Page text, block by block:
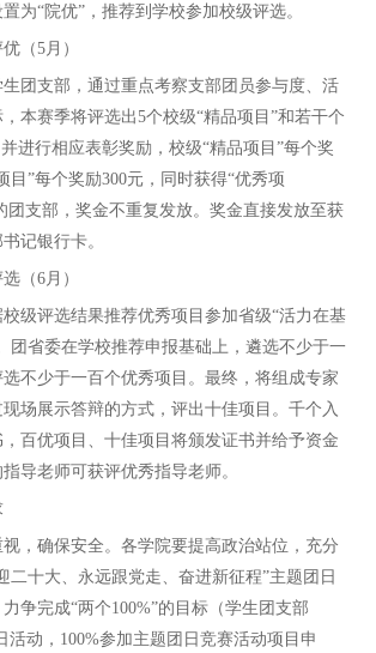
为“院优”，推荐到学校参加校级评选。
优（5月）
团支部，通过重点考察支部团员参与度、活
本赛季将评选出5个校级“精品项目”和若干个
进行相应表彰奖励，校级“精品项目”每个奖
目”每个奖励300元，同时获得“优秀项
团支部，奖金不重复发放。奖金直接发放至获
记银行卡。
选（6月）
级评选结果推荐优秀项目参加省级“活力在基
团省委在学校推荐申报基础上，遴选不少于一
不少于一百个优秀项目。最终，将组成专家
场展示答辩的方式，评出十佳项目。千个入
百优项目、十佳项目将颁发证书并给予资金
导老师可获评优秀指导老师。
视，确保安全。各学院要提高政治站位，充分
二十大、永远跟党走、奋进新征程”主题团日
争完成“两个100%”的目标（学生团支部
活动，100%参加主题团日竞赛活动项目申